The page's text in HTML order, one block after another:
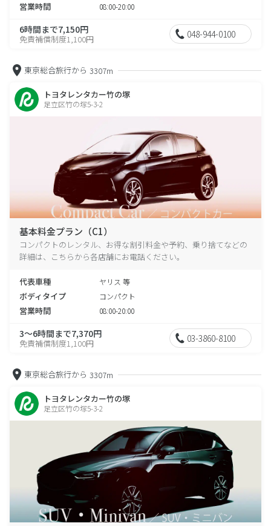
営業時間 08:00-20:00
6時間まで7,150円
免責補償制度1,100円 048-944-0100
東京総合旅行から 3307m
トヨタレンタカー竹の塚
足立区竹の塚5-3-2
基本料金プラン（C1）
コンパクトのレンタル、お得な割引料金や予約、乗り捨てなどの
詳細は、こちらから各店舗にお電話ください。
代表車種 ヤリス 等
ボディタイプ コンパクト
営業時間 08:00-20:00
3～6時間まで7,370円
免責補償制度1,100円 03-3860-8100
東京総合旅行から 3307m
トヨタレンタカー竹の塚
足立区竹の塚5-3-2